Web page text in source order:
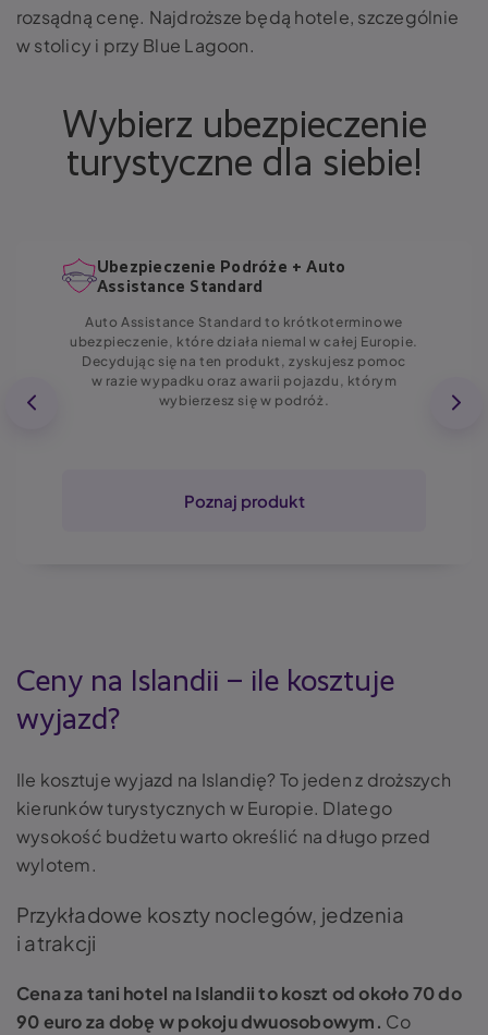
rozsądną cenę. Najdroższe będą hotele, szczególnie
w stolicy i przy Blue Lagoon.
Wybierz ubezpieczenie
turystyczne dla siebie!
Ubezpieczenie Podróże + Auto
Assistance Standard
Auto Assistance Standard to krótkoterminowe
ubezpieczenie, które działa niemal w całej Europie.
Decydując się na ten produkt, zyskujesz pomoc
w razie wypadku oraz awarii pojazdu, którym
wybierzesz się w podróż.
Poznaj produkt
Ceny na Islandii – ile kosztuje
wyjazd?
Ile kosztuje wyjazd na Islandię? To jeden z droższych
kierunków turystycznych w Europie. Dlatego
wysokość budżetu warto określić na długo przed
wylotem.
Przykładowe koszty noclegów, jedzenia
i atrakcji
Cena za tani hotel na Islandii to koszt od około 70 do
90 euro za dobę w pokoju dwuosobowym. Co